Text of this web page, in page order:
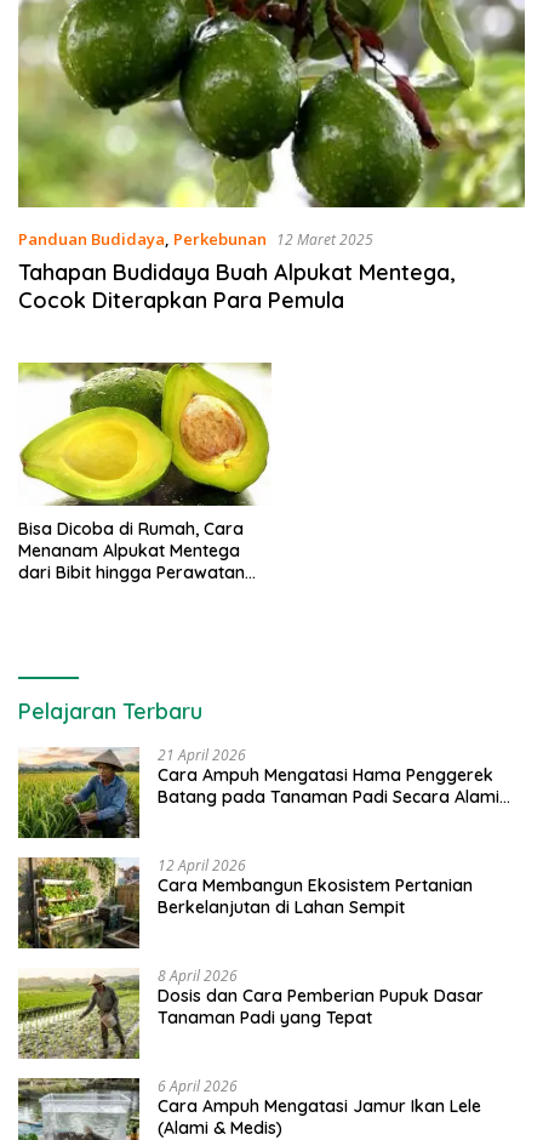
Panduan Budidaya, Perkebunan 12 Maret 2025
Tahapan Budidaya Buah Alpukat Mentega,
Cocok Diterapkan Para Pemula
Bisa Dicoba di Rumah, Cara
Menanam Alpukat Mentega
dari Bibit hingga Perawatan
Pelajaran Terbaru
21 April 2026
Cara Ampuh Mengatasi Hama Penggerek
Batang pada Tanaman Padi Secara Alami
12 April 2026
Cara Membangun Ekosistem Pertanian
Berkelanjutan di Lahan Sempit
8 April 2026
Dosis dan Cara Pemberian Pupuk Dasar
Tanaman Padi yang Tepat
6 April 2026
Cara Ampuh Mengatasi Jamur Ikan Lele
(Alami & Medis)